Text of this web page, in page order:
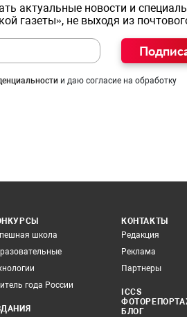
актуальные новости и
газеты», не выходя из
и даю согласие на обработку
школа
года России
КОНТАКТЫ
Редакция
Реклама
Партнеры
ICCS
БЛОГ